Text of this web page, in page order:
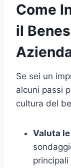
Come
il
Se sei un
alcuni passi
cultura del
Valuta